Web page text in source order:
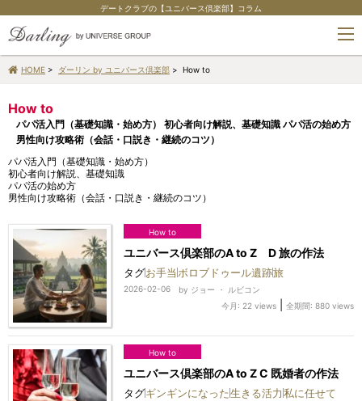
デートクラブの【ユニバース倶楽部】コラム
HOME > ダーリン by ユニバース倶楽部 > How to
How to
パパ活入門（基礎知識・始め方） 初心者向け解説、基礎知識 パパ活の始め方
男性向け攻略術（会話・口説き・継続のコツ）
パパ活入門（基礎知識・始め方）
初心者向け解説、基礎知識
パパ活の始め方
男性向け攻略術（会話・口説き・継続のコツ）
How to
ユニバース倶楽部のA to Z D 旅の作法
タグお手当 ボロブドゥール遺跡旅
2026-02-06 by ジョー ・ ルビコン
今月: 22 views
全期間: 880 views
How to
ユニバース倶楽部のA to Z C 既婚者の作法
タグギンギンになった生きる活力 私に任せて